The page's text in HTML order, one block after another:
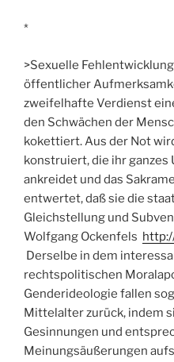
*
>Sexuelle
öffentlicher
zweifelhafte Verdienst
den Schwächen der
kokettiert. Aus der Not
konstruiert, die ihr ganzes
ankreidet und das
entwertet, daß sie die
Gleichstellung und
Wolfgang Ockenfels
Derselbe in dem
rechtspolitischen
Genderideologie fallen
Mittelalter zurück, indem
Gesinnungen und
Meinungsäußerungen